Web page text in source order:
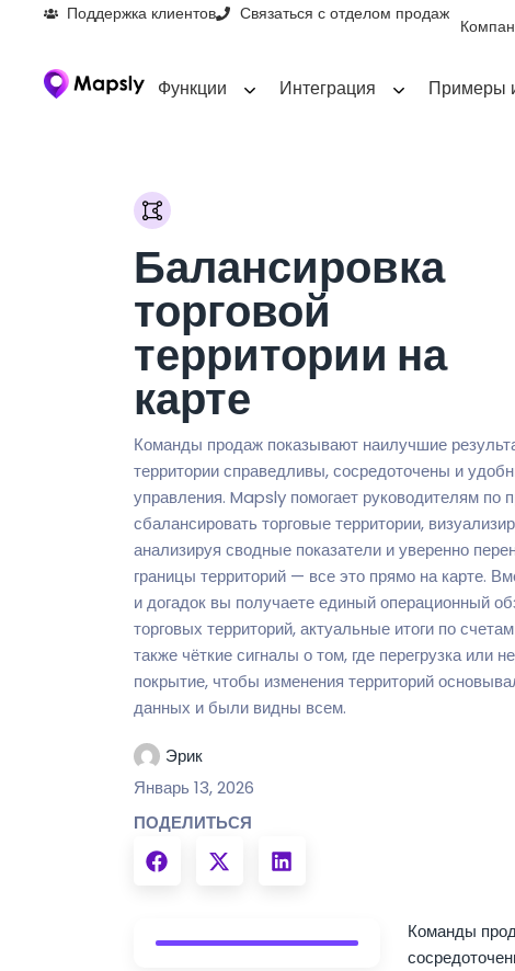
Поддержка клиентов Связаться с отделом продаж
Функции Интеграция Примеры
Балансировка
торговой
территории на
карте
Команды продаж показывают наилучшие
территории справедливы, сосредоточены и
управления. Mapsly помогает руководителям по
сбалансировать торговые территории,
анализируя сводные показатели и уверенно
границы территорий — все это прямо на карте.
и догадок вы получаете единый операционный
торговых территорий, актуальные итоги по
также чёткие сигналы о том, где перегрузка или
покрытие, чтобы изменения территорий
данных и были видны всем.
Эрик
Январь 13, 2026
ПОДЕЛИТЬСЯ
Команды